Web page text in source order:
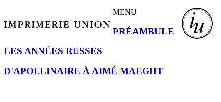
MENU
PRÉAMBULE
LES ANNÉES RUSSES
D'APOLLINAIRE À AIMÉ MAEGHT